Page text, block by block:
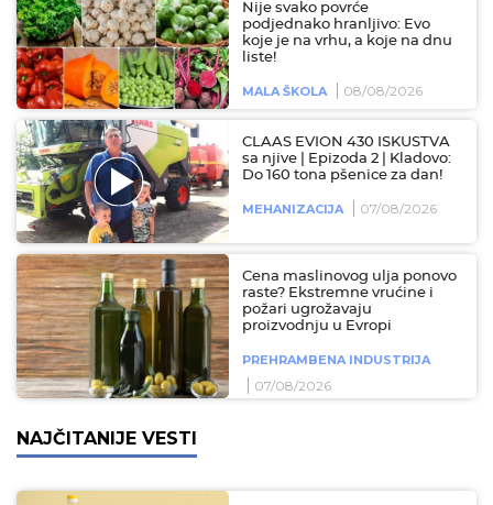
Nije svako povrće
podjednako hranljivo: Evo
koje je na vrhu, a koje na dnu
liste!
MALA ŠKOLA 08/08/2026
CLAAS EVION 430 ISKUSTVA
sa njive | Epizoda 2 | Kladovo:
Do 160 tona pšenice za dan!
MEHANIZACIJA 07/08/2026
Cena maslinovog ulja ponovo
raste? Ekstremne vrućine i
požari ugrožavaju
proizvodnju u Evropi
PREHRAMBENA INDUSTRIJA
07/08/2026
NAJČITANIJE VESTI